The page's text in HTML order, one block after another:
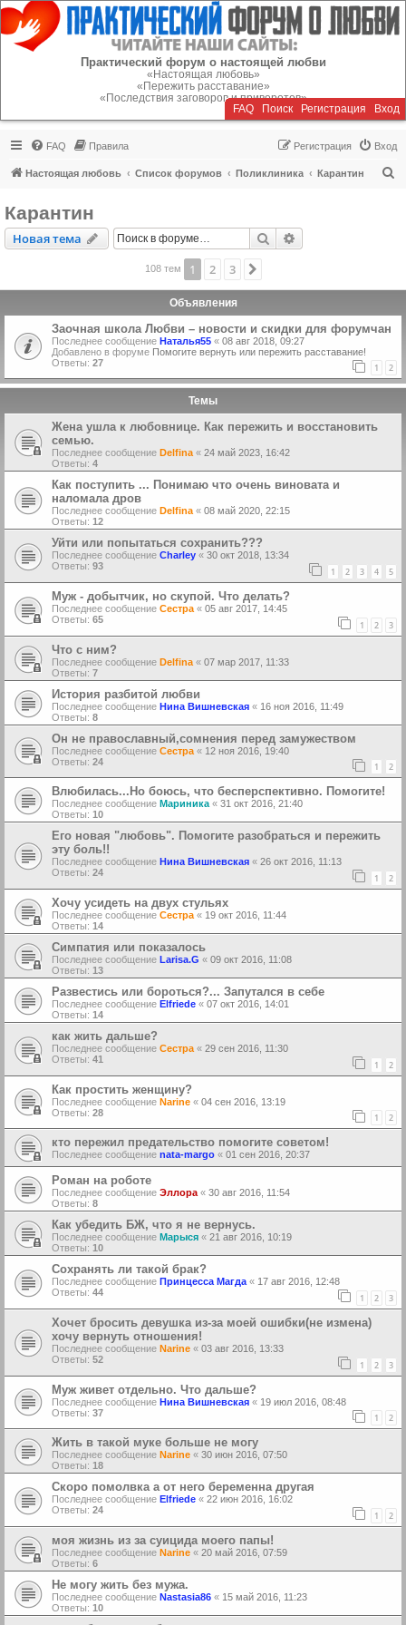
Регистрация
Практический форум о настоящей любви
«Настоящая любовь»
«Пережить расставание»
«Последствия заговоров и приворотов»
FAQ Поиск Регистрация Вход
FAQ Правила Вход
Регистрация
Настоящая любовь Список форумов Поликлиника Карантин
Карантин
Новая тема
Новаятема Поиск
108 тем 1 2 3
Объявления
Заочная школа Любви – новости и скидки для форумчан
Последнее сообщение Наталья55 « 08 авг 2018, 09:27
Добавлено в форуме Помогите вернуть или пережить расставание!
Ответы: 27 1 2
Темы
Жена ушла к любовнице. Как пережить и восстановить
семью.
Последнее сообщение Delfina « 24 май 2023, 16:42
Ответы: 4
Как поступить ... Понимаю что очень виновата и
наломала дров
Последнее сообщение Delfina « 08 май 2020, 22:15
Ответы: 12
Уйти или попытаться сохранить???
Последнее сообщение Charley « 30 окт 2018, 13:34
Ответы: 93 1 2 3 4 5
Муж - добытчик, но скупой. Что делать?
Последнее сообщение Сестра « 05 авг 2017, 14:45
Ответы: 65 1 2 3
Что с ним?
Последнее сообщение Delfina « 07 мар 2017, 11:33
Ответы: 7
История разбитой любви
Последнее сообщение Нина Вишневская « 16 ноя 2016, 11:49
Ответы: 8
Он не православный,сомнения перед замужеством
Последнее сообщение Сестра « 12 ноя 2016, 19:40
Ответы: 24 1 2
Влюбилась...Но боюсь, что бесперспективно. Помогите!
Последнее сообщение Мариника « 31 окт 2016, 21:40
Ответы: 10
Его новая "любовь". Помогите разобраться и пережить
эту боль!!
Последнее сообщение Нина Вишневская « 26 окт 2016, 11:13
Ответы: 24 1 2
Хочу усидеть на двух стульях
Последнее сообщение Сестра « 19 окт 2016, 11:44
Ответы: 14
Симпатия или показалось
Последнее сообщение Larisa.G « 09 окт 2016, 11:08
Ответы: 13
Развестись или бороться?... Запутался в себе
Последнее сообщение Elfriede « 07 окт 2016, 14:01
Ответы: 14
как жить дальше?
Последнее сообщение Сестра « 29 сен 2016, 11:30
Ответы: 41 1 2
Как простить женщину?
Последнее сообщение Narine « 04 сен 2016, 13:19
Ответы: 28 1 2
кто пережил предательство помогите советом!
Последнее сообщение nata-margo « 01 сен 2016, 20:37
Роман на роботе
Последнее сообщение Эллора « 30 авг 2016, 11:54
Ответы: 8
Как убедить БЖ, что я не вернусь.
Последнее сообщение Марыся « 21 авг 2016, 10:19
Ответы: 10
Сохранять ли такой брак?
Последнее сообщение Принцесса Магда « 17 авг 2016, 12:48
Ответы: 44 1 2 3
Хочет бросить девушка из-за моей ошибки(не измена)
хочу вернуть отношения!
Последнее сообщение Narine « 03 авг 2016, 13:33
Ответы: 52 1 2 3
Муж живет отдельно. Что дальше?
Последнее сообщение Нина Вишневская « 19 июл 2016, 08:48
Ответы: 37 1 2
Жить в такой муке больше не могу
Последнее сообщение Narine « 30 июн 2016, 07:50
Ответы: 18
Скоро помолвка а от него беременна другая
Последнее сообщение Elfriede « 22 июн 2016, 16:02
Ответы: 24 1 2
моя жизнь из за суицида моего папы!
Последнее сообщение Narine « 20 май 2016, 07:59
Ответы: 6
Не могу жить без мужа.
Последнее сообщение Nastasia86 « 15 май 2016, 11:23
Ответы: 10